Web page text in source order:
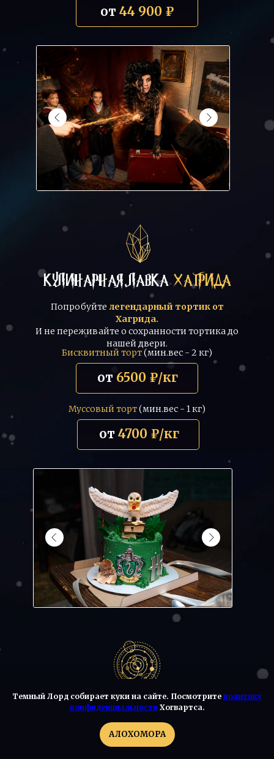
от 44 900 ₽
КУЛИНАРНАЯ ЛАВКАХАГРИДА
Муссовый торт(мин.вес - 1 кг)
Попробуйте легендарный тортик от
Хагрида.
И не переживайте о сохранности тортика до
нашей двери.
от 4700 ₽/кг
от 6500 ₽/кг
Бисквитный торт(мин.вес - 2 кг)
АВТОРСКАЯ МАФИЯ
С ВЕДУЩИМ
Темный Лорд собирает куки на сайте. Посмотрите политику
конфиденциальностиХогвартса.
АЛОХОМОРА